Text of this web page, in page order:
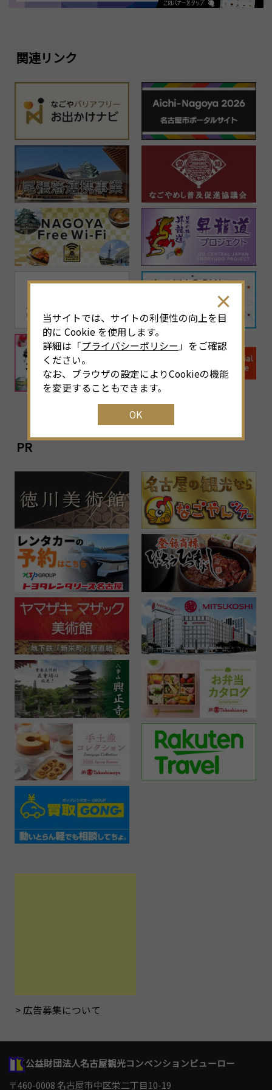
関連リンク
PR
広告募集について
公益財団法人名古屋観光コンベンションビューロー
〒460-0008 名古屋市中区栄二丁目10-19
当サイトでは、サイトの利便性の向上を目
的に Cookie を使用します。
詳細は「プライバシーポリシー 」をご確認
ください。
なお、ブラウザの設定によりCookieの機能
を変更することもできます。
OK